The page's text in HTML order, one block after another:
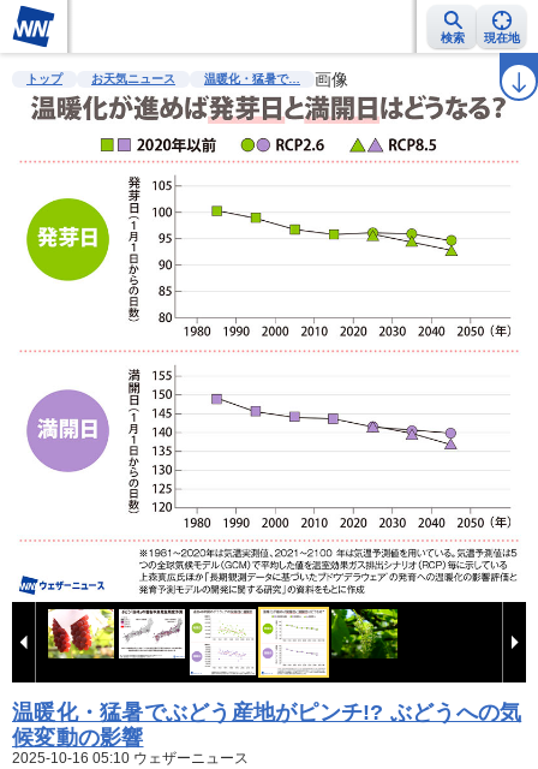
検索 現在地
雨雲レーダー 台風情報 地震情報 警報・注意報 ラ
トップ お天気ニュース 温暖化・猛暑で… 画像
温暖化・猛暑でぶどう産地がピンチ!? ぶどうへの気
候変動の影響
2025-10-16 05:10 ウェザーニュース